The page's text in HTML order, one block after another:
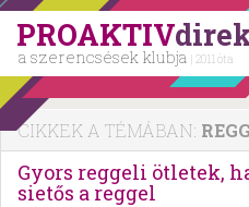
PROAKTIV
a szerencsések klubja | 2011 óta
CIKKEK A TÉMÁBAN:
Gyors reggeli ötletek,
sietős a reggel